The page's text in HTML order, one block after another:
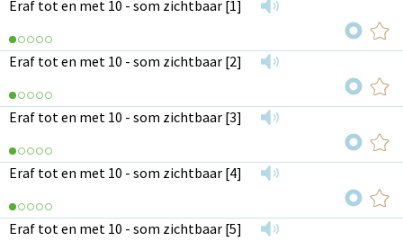
Eraf tot en met 10 - som zichtbaar [1]
Eraf tot en met 10 - som zichtbaar [2]
Eraf tot en met 10 - som zichtbaar [3]
Eraf tot en met 10 - som zichtbaar [4]
Eraf tot en met 10 - som zichtbaar [5]